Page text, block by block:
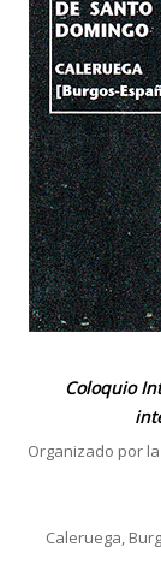
Coloquio
Organizado por
Caleruega,